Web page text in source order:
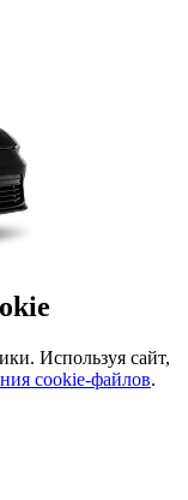
Используя сайт,
cookie-файлов.